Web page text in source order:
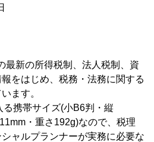
最新の所得税制、法人税制、資
をはじめ、税務・法務に関する
ます。
携帯サイズ(小B6判・縦
・重さ192g)なので、税理
ャルプランナーが実務に必要な